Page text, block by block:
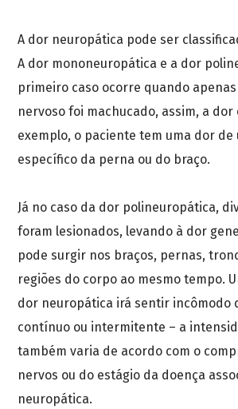
A dor neuropática pode ser
A dor mononeuropática e a dor
primeiro caso ocorre quando
nervoso foi machucado, assim, a
exemplo, o paciente tem uma dor de
específico da perna ou do braço.
Já no caso da dor polineuropática,
foram lesionados, levando à dor
pode surgir nos braços, pernas,
regiões do corpo ao mesmo tempo.
dor neuropática irá sentir incômodo
contínuo ou intermitente – a
também varia de acordo com o
nervos ou do estágio da doença
neuropática.